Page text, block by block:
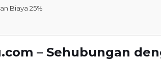
Biaya 25%
– Sehubungan